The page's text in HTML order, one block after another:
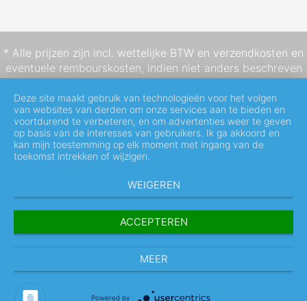
* Alle prijzen zijn incl. wettelijke BTW en verzendkosten en
eventuele rembourskosten, indien niet anders beschreven
Deze site maakt gebruik van technologieën voor het volgen
van websites van derden om onze services aan te bieden en
voortdurend te verbeteren, en om advertenties weer te geven
op basis van de interesses van gebruikers. Ik ga akkoord en
kan mijn toestemming op elk moment met ingang van de
toekomst intrekken of wijzigen.
WEIGEREN
ACCEPTEREN
MEER
Powered by